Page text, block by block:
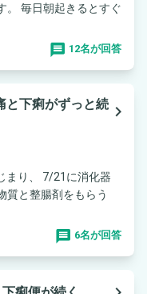
。 毎日朝起きるとすぐ
12名が回答
と下痢がずっと続 navigate_next
まり、 7/21に消化器
質と整腸剤をもらう
6名が回答